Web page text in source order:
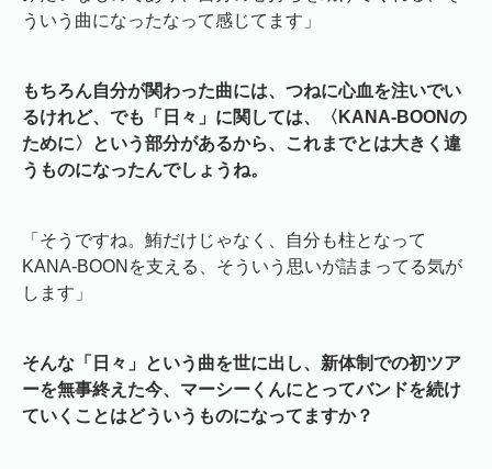
ういう曲になったなって感じてます」
もちろん自分が関わった曲には、つねに心血を注いでい
るけれど、でも「日々」に関しては、〈KANA-BOONの
ために〉という部分があるから、これまでとは大きく違
うものになったんでしょうね。
「そうですね。鮪だけじゃなく、自分も柱となって
KANA-BOONを支える、そういう思いが詰まってる気が
します」
そんな「日々」という曲を世に出し、新体制での初ツア
ーを無事終えた今、マーシーくんにとってバンドを続け
ていくことはどういうものになってますか？